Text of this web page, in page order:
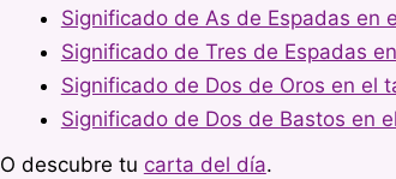
Significado de As de Espadas en
Significado de Tres de Espadas
Significado de Dos de Oros en el
Significado de Dos de Bastos en
O descubre tu carta del día.